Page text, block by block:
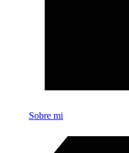
Sobre mi